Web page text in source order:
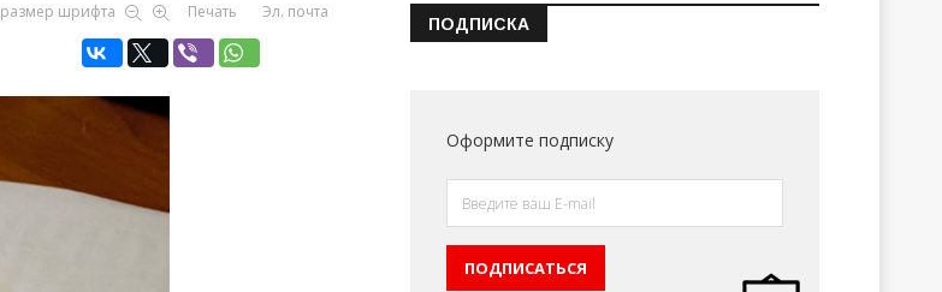
размер шрифта Печать Эл. почта
ПОДПИСКА
Оформите подписку